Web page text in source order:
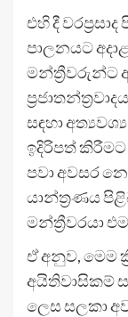
එහි දී
පාලනයට
මන්ත්‍රීවරුන්ට
සඳහා
ඉදිරිපත්
පවා අවසර
යාන්ත්‍රණය
මන්ත්‍රීවරයා
ඒ අනුව, මෙම
අයිතිවාසිකම්
ලෙස සලකා